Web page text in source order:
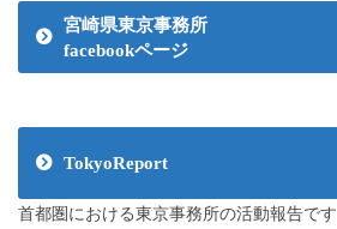
宮崎県東京事務所
facebookページ
TokyoReport
首都圏における東京事務所の活動報告です